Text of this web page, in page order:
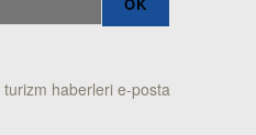
haberleri e-posta